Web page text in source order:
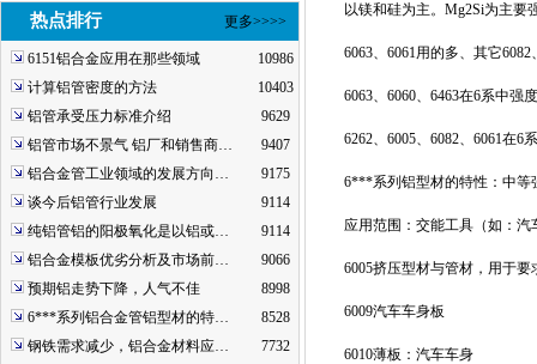
热点排行 更多>>>>
6151铝合金应用在那些领域
10986
计算铝管密度的方法
10403
铝管承受压力标准介绍
9629
铝管市场不景气 铝厂和销售商…
9407
铝合金管工业领域的发展方向…
9175
谈今后铝管行业发展
9114
纯铝管铝的阳极氧化是以铝或…
9114
铝合金模板优劣分析及市场前…
9066
预期铝走势下降，人气不佳
8998
6***系列铝合金管铝型材的特…
8528
钢铁需求减少，铝合金材料应…
7732
以镁和硅为主。Mg2Si为主要
6063、6061用的多、其它6082
6063、6060、6463在6系中强
6262、6005、6082、6061在6
6***系列铝型材的特性：中等强
应用范围：交能工具（如：汽
6005挤压型材与管材，用于要
6009汽车车身板
6010薄板：汽车车身